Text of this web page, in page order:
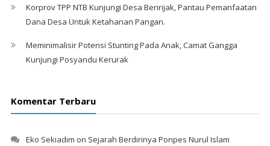
Korprov TPP NTB Kunjungi Desa Beririjak, Pantau Pemanfaatan
Dana Desa Untuk Ketahanan Pangan.
Meminimalisir Potensi Stunting Pada Anak, Camat Gangga
Kunjungi Posyandu Kerurak
Komentar Terbaru
Eko Sekiadim on Sejarah Berdirinya Ponpes Nurul Islam